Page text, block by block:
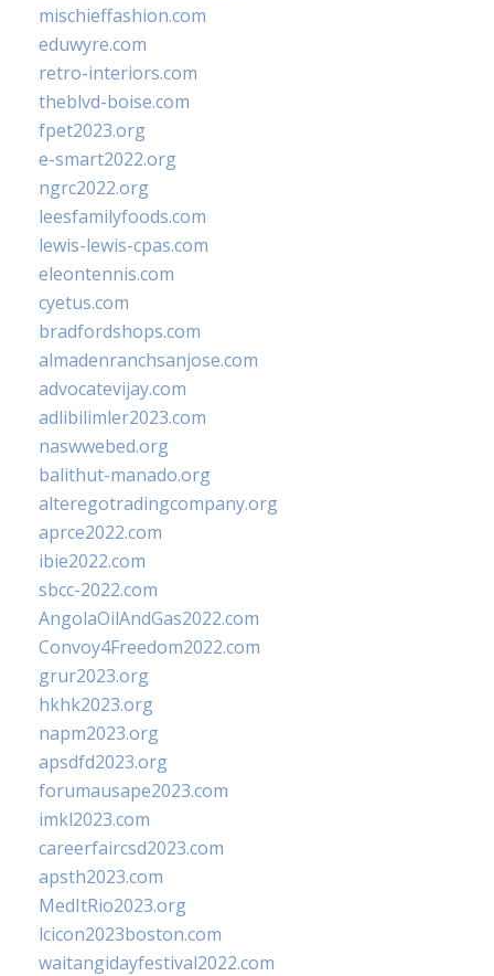
mischieffashion.com
eduwyre.com
retro-interiors.com
theblvd-boise.com
fpet2023.org
e-smart2022.org
ngrc2022.org
leesfamilyfoods.com
lewis-lewis-cpas.com
eleontennis.com
cyetus.com
bradfordshops.com
almadenranchsanjose.com
advocatevijay.com
adlibilimler2023.com
naswwebed.org
balithut-manado.org
alteregotradingcompany.org
aprce2022.com
ibie2022.com
sbcc-2022.com
AngolaOilAndGas2022.com
Convoy4Freedom2022.com
grur2023.org
hkhk2023.org
napm2023.org
apsdfd2023.org
forumausape2023.com
imkl2023.com
careerfaircsd2023.com
apsth2023.com
MedItRio2023.org
lcicon2023boston.com
waitangidayfestival2022.com